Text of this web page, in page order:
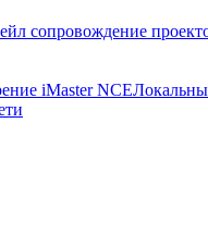
сопровождение
iMaster NCE